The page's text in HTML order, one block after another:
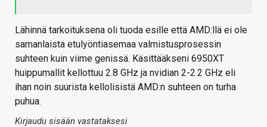
Lähinnä tarkoituksena oli tuoda esille että AMD:llä ei ole
samanlaista etulyöntiasemaa valmistusprosessin
suhteen kuin viime genissä. Käsittääkseni 6950XT
huippumallit kellottuu 2.8 GHz ja nvidian 2-2.2 GHz eli
ihan noin suurista kellolisistä AMD:n suhteen on turha
puhua.
Kirjaudu sisään vastataksesi